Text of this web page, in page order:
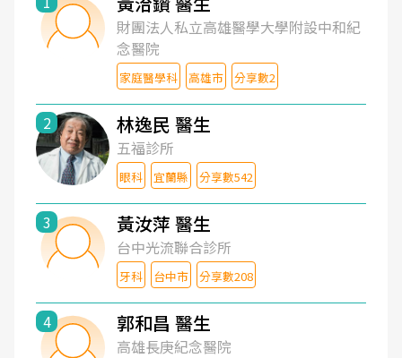
財團法人私立高雄醫學大學附設中和紀
念醫院
家庭醫學科 高雄市 分享數2
2 林逸民 醫生
五福診所
眼科 宜蘭縣 分享數542
3 黃汝萍 醫生
台中光流聯合診所
牙科 台中市 分享數208
4 郭和昌 醫生
高雄長庚紀念醫院